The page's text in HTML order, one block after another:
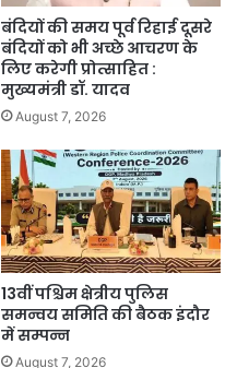
बंदियों की समय पूर्व रिहाई दूसरे
बंदियों को भी अच्छे आचरण के
लिए करेगी प्रोत्साहित :
मुख्यमंत्री डॉ. यादव
August 7, 2026
13वीं पश्चिम क्षेत्रीय पुलिस
समन्वय समिति की बैठक इंदौर
में सम्पन्न
August 7, 2026